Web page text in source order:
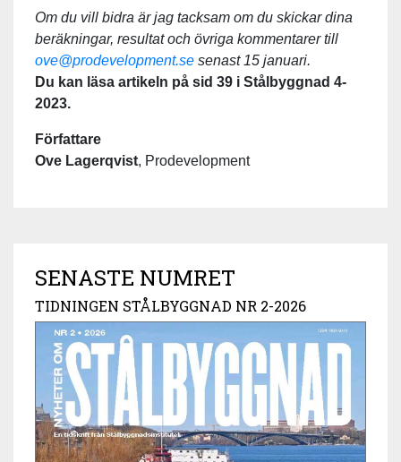
Om du vill bidra är jag tacksam om du skickar dina
beräkningar, resultat och övriga kommentarer till
ove@prodevelopment.se senast 15 januari.
Du kan läsa artikeln på sid 39 i Stålbyggnad 4-
2023.
Författare
Ove Lagerqvist, Prodevelopment
SENASTE NUMRET
TIDNINGEN STÅLBYGGNAD NR 2-2026